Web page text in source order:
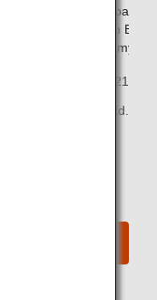
Aisle seat
in Premium
and Economy
November 1, 2021
Airways Co., Ltd.